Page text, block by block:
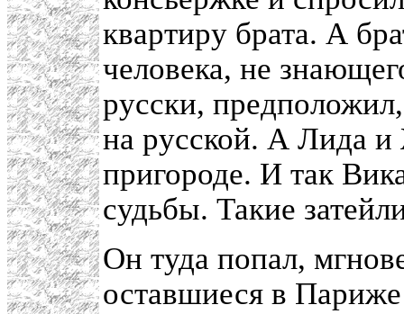
квартиру брата. А
человека, не
русски,
на русской. А Лида
пригороде. И так
судьбы. Такие
Он туда попал,
оставшиеся в